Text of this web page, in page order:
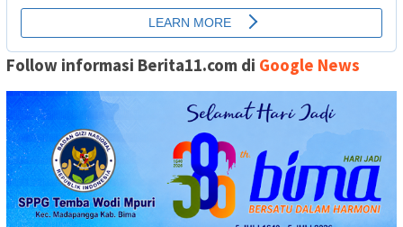
Follow informasi Berita11.com di Google News